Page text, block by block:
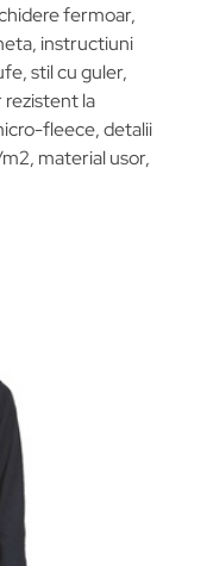
fermoar,
instructiuni
stil cu guler,
la
fleece, detalii
material usor,